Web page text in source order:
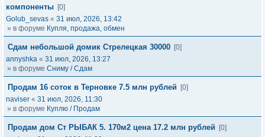
компоненты [0]
Golub_sevas « 31 июл, 2026, 13:42
» в форуме Купля, продажа, обмен
Сдам небольшой домик Стрелецкая 30000 [0]
annyshka « 31 июл, 2026, 13:27
» в форуме Сниму / Сдам
Продам 16 соток в Терновке 7.5 млн рублей
[0]
naviser « 31 июл, 2026, 11:30
» в форуме Куплю / Продам
Продам дом Ст РЫБАК 5. 170м2 цена 17.2 млн рублей
[0]